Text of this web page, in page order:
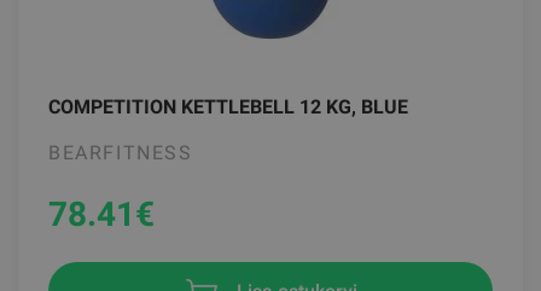
COMPETITION KETTLEBELL 12 KG, BLUE
BEARFITNESS
78.41€